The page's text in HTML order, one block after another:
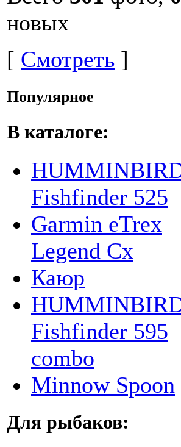
новых
[ Смотреть ]
Популярное
В каталоге:
Fishfinder 525
Garmin eTrex
Legend Cx
Каюр
Fishfinder 595
combo
Minnow Spoon
Для рыбаков: